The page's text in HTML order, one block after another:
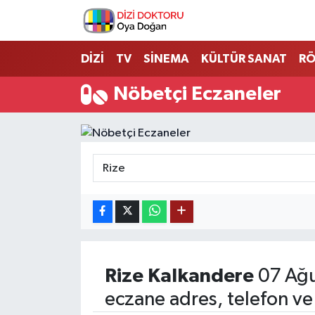
DİZİ TV SİNEMA KÜLTÜR SANAT
Nöbetçi Eczaneler
Rize Kalkandere07
eczane adres, telefon ve
İstanbul Nöbetçi Eczaneler
İstanbul Hava Durumu
İstanbul Namaz Vakitleri
Son Dakika Haberleri
Haber Arşivi